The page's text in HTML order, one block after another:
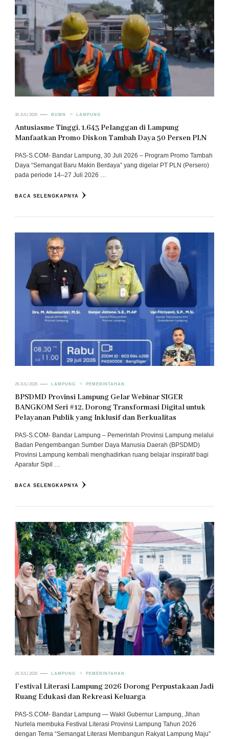
30 JULI 2026 BUMN LAMPUNG
Antusiasme Tinggi, 1.643 Pelanggan di Lampung
Manfaatkan Promo Diskon Tambah Daya 50 Persen PLN
PAS-S.COM- Bandar Lampung, 30 Juli 2026 – Program Promo Tambah
Daya “Semangat Baru Makin Berdaya” yang digelar PT PLN (Persero)
pada periode 14–27 Juli 2026 …
BACA SELENGKAPNYA
29 JULI 2026 LAMPUNG PEMERINTAHAN
BPSDMD Provinsi Lampung Gelar Webinar SIGER
BANGKOM Seri #12, Dorong Transformasi Digital untuk
Pelayanan Publik yang Inklusif dan Berkualitas
PAS-S.COM- Bandar Lampung – Pemerintah Provinsi Lampung melalui
Badan Pengembangan Sumber Daya Manusia Daerah (BPSDMD)
Provinsi Lampung kembali menghadirkan ruang belajar inspiratif bagi
Aparatur Sipil …
BACA SELENGKAPNYA
29 JULI 2026 LAMPUNG PEMERINTAHAN
Festival Literasi Lampung 2026 Dorong Perpustakaan Jadi
Ruang Edukasi dan Rekreasi Keluarga
PAS-S.COM- Bandar Lampung — Wakil Gubernur Lampung, Jihan
Nurlela membuka Festival Literasi Provinsi Lampung Tahun 2026
dengan Tema “Semangat Literasi Membangun Rakyat Lampung Maju”